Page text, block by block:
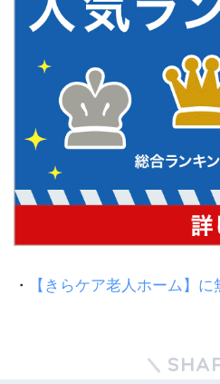
・ 【きらケア老人ホーム】に